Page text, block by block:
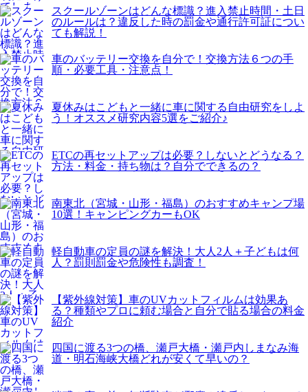
スクールゾーンはどんな標識？進入禁止時間・土日
のルールは？違反した時の罰金や通行許可証につい
ても解説！
車のバッテリー交換を自分で！交換方法６つの手
順・必要工具・注意点！
夏休みはこどもと一緒に車に関する自由研究をしよ
う！オススメ研究内容5選をご紹介♪
ETCの再セットアップは必要？しないとどうなる？
方法・料金・持ち物は？自分でできるの？
南東北（宮城・山形・福島）のおすすめキャンプ場
10選！キャンピングカーもOK
軽自動車の定員の謎を解決！大人2人＋子どもは何
人？罰則罰金や危険性も調査！
【紫外線対策】車のUVカットフィルムは効果あ
る？種類やプロに頼む場合と自分で貼る場合の料金
紹介
四国に渡る3つの橋、瀬戸大橋・瀬戸内しまなみ海
道・明石海峡大橋どれが安くて早いの？